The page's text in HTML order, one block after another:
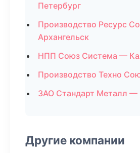
Петербург
Производство Ресурс
Архангельск
НПП Союз Система —
Производство Техно
ЗАО Стандарт Металл —
Другие компании